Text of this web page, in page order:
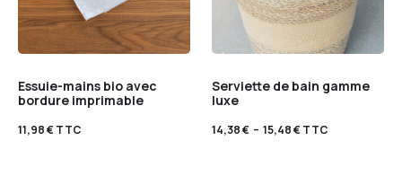
Essuie-mains bio avec
bordure imprimable
11,98€TTC
Serviette de bain gamme
luxe
14,38€ – 15,48€TTC